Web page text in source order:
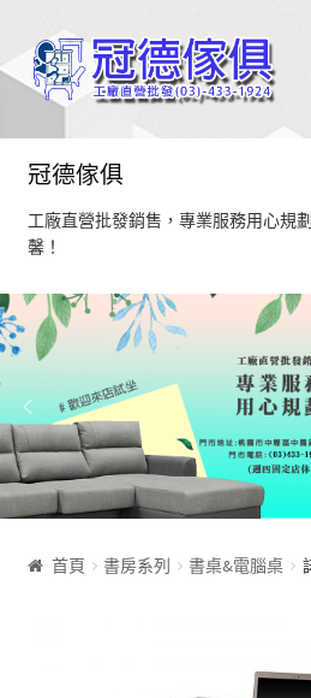
略
過
導
覽
跳
至
內
容
首頁
家具商品
超值商品區
小椅凳/長方凳系列
居家飾品
冠德傢俱
工廠直營批發銷售，專業服務用心規
馨！
首頁 書房系列 書桌&電腦桌